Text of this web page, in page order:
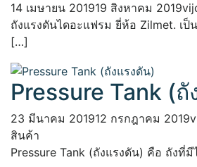
14 เมษายน 201919 สิงหาคม 2019
ถังแรงดันไดอะแฟรม ยี่ห้อ Zilmet. เป็
[…]
Pressure Tank (ถั
23 มีนาคม 201912 กรกฎาคม 2019
สินค้า
Pressure Tank (ถังแรงดัน) คือ ถังที่